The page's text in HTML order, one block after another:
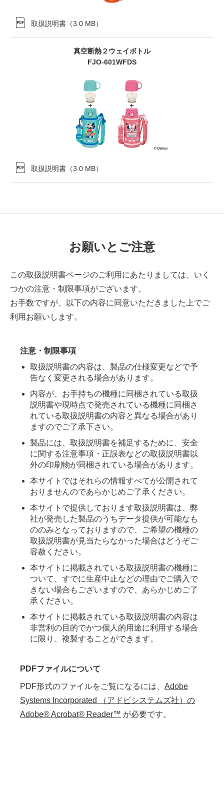
取扱説明書 （3.0 MB）
真空断熱２ウェイボトル
FJO-601WFDS
取扱説明書 （3.0 MB）
お願いとご注意
この取扱説明書ページのご利用にあたりましては、いく
つかの注意・制限事項がございます。
お手数ですが、以下の内容に同意いただきました上でご
利用お願いします。
注意・制限事項
取扱説明書の内容は、製品の仕様変更などで予
告なく変更される場合があります。
内容が、お手持ちの機種に同梱されている取扱
説明書や現時点で発売されている機種に同梱さ
れている取扱説明書の内容と異なる場合があり
ますのでご了承下さい。
製品には、取扱説明書を補足するために、安全
に関する注意事項・正誤表などの取扱説明書以
外の印刷物が同梱されている場合があります。
本サイトではそれらの情報すべてが公開されて
おりませんのであらかじめご了承ください。
本サイトで提供しております取扱説明書は、弊
社が発売した製品のうちデータ提供が可能なも
ののみとなっておりますので、ご希望の機種の
取扱説明書が見当たらなかった場合はどうぞご
容赦ください。
本サイトに掲載されている取扱説明書の機種に
ついて、すでに生産中止などの理由でご購入で
きない場合もございますので、あらかじめご了
承ください。
本サイトに掲載されている取扱説明書の内容は
非営利の目的でかつ個人的用途に利用する場合
に限り、複製することができます。
PDFファイルについて
PDF形式のファイルをご覧になるには、 Adobe
Systems Incorporated （アドビシステムズ社）の
Adobe® Acrobat® Reader™ が必要です。